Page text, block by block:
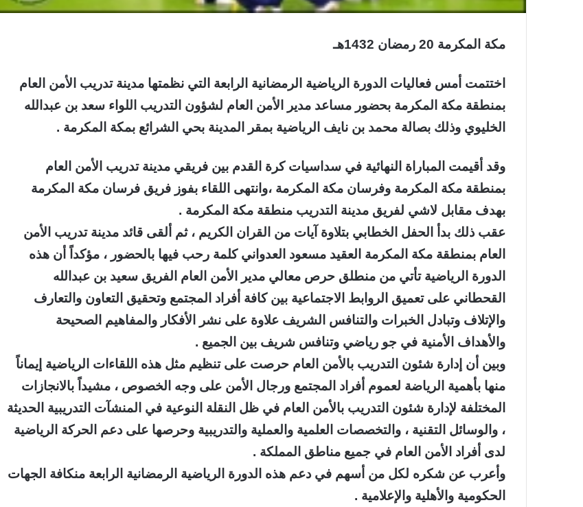
مكة المكرمة 20 رمضان 1432هـ
اختتمت أمس فعاليات الدورة الرياضية الرمضانية الرابعة التي نظمتها مدينة تدريب الأمن العام
بمنطقة مكة المكرمة بحضور مساعد مدير الأمن العام لشؤون التدريب اللواء سعد بن عبدالله
الخليوي وذلك بصالة محمد بن نايف الرياضية بمقر المدينة بحي الشرائع بمكة المكرمة .
وقد أقيمت المباراة النهائية في سداسيات كرة القدم بين فريقي مدينة تدريب الأمن العام
بمنطقة مكة المكرمة وفرسان مكة المكرمة ،وانتهى اللقاء بفوز فريق فرسان مكة المكرمة
بهدف مقابل لاشي لفريق مدينة التدريب منطقة مكة المكرمة .
عقب ذلك بدأ الحفل الخطابي بتلاوة آيات من القران الكريم ، ثم ألقى قائد مدينة تدريب الأمن
العام بمنطقة مكة المكرمة العقيد مسعود العدواني كلمة رحب فيها بالحضور ، مؤكداً أن هذه
الدورة الرياضية تأتي من منطلق حرص معالي مدير الأمن العام الفريق سعيد بن عبدالله
القحطاني على تعميق الروابط الاجتماعية بين كافة أفراد المجتمع وتحقيق التعاون والتعارف
والإتلاف وتبادل الخبرات والتنافس الشريف علاوة على نشر الأفكار والمفاهيم الصحيحة
والأهداف الأمنية في جو رياضي وتنافس شريف بين الجميع .
وبين أن إدارة شئون التدريب بالأمن العام حرصت على تنظيم مثل هذه اللقاءات الرياضية إيماناً
منها بأهمية الرياضة لعموم أفراد المجتمع ورجال الأمن على وجه الخصوص ، مشيداً بالانجازات
المختلفة لإدارة شئون التدريب بالأمن العام في ظل النقلة النوعية في المنشآت التدريبية الحديثة
، والوسائل التقنية ، والتخصصات العلمية والعملية والتدريبية وحرصها على دعم الحركة الرياضية
لدى أفراد الأمن العام في جميع مناطق المملكة .
وأعرب عن شكره لكل من أسهم في دعم هذه الدورة الرياضية الرمضانية الرابعة منكافة الجهات
الحكومية والأهلية والإعلامية .